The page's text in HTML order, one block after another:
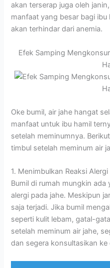
akan terserap juga oleh
manfaat yang besar bagi ibu
akan terhindar dari anemia.
Efek Samping
Oke bumil, air jahe hangat
manfaat untuk ibu hamil
setelah meminumnya.
timbul setelah meminum air
1. Menimbulkan Reaksi Alergi
Bumil di rumah mungkin
alergi pada jahe. Meskipun
saja terjadi. Jika bumil
seperti kulit lebam, gatal-
setelah meminum air jahe,
dan segera konsultasikan ke